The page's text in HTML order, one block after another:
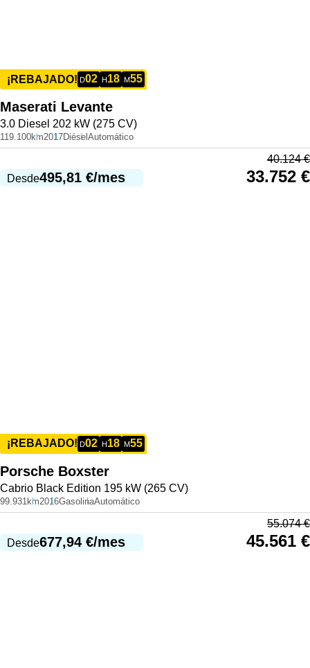
¡REBAJADO! D02 H 18 M55
Maserati Levante
3.0 Diesel 202 kW (275 CV)
119.100km2017Diésel Automático
Desde495,81 €/mes
40.124€
33.752 €
¡REBAJADO! D02 H18 M55
Porsche Boxster
Cabrio Black Edition 195 kW (265 CV)
99.931km2016GasolinaAutomático
Desde677,94 €/mes
55.074€
45.561 €